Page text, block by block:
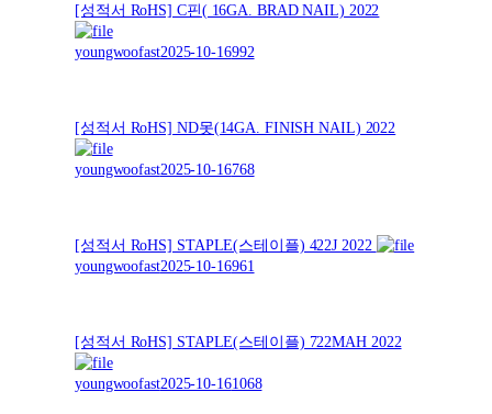
[성적서 RoHS] C핀( 16GA. BRAD NAIL) 2022
youngwoofast2025-10-16992
[성적서 RoHS] ND못(14GA. FINISH NAIL) 2022
youngwoofast2025-10-16768
[성적서 RoHS] STAPLE(스테이플) 422J 2022
youngwoofast2025-10-16961
[성적서 RoHS] STAPLE(스테이플) 722MAH 2022
youngwoofast2025-10-161068